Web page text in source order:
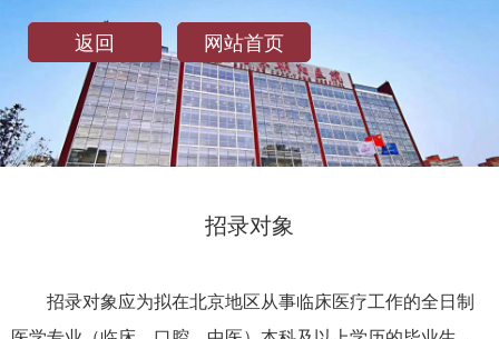
返回 网站首页
招录对象
招录对象应为拟在北京地区从事临床医疗工作的全日制